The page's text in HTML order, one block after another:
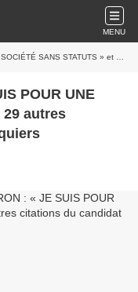
MENU
et 29 autres citations du candidat des banquiers
POUR UNE
29 autres